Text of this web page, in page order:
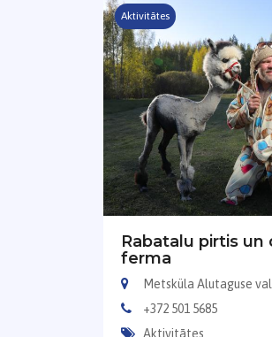
Aktivitātes
Rabatalu pirtis un
ferma
Metsküla Alutaguse
+372 501 5685
Aktivitātes